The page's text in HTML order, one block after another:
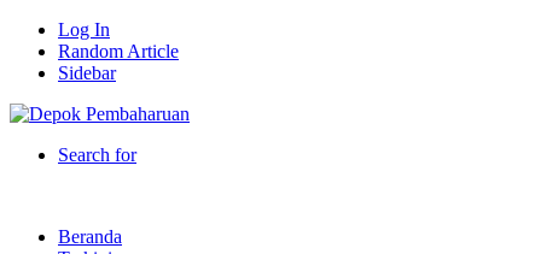
Log In
Random Article
Sidebar
Search for
Beranda